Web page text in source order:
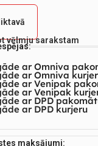
vēlmju sarakstam
ar Omniva
ar Omniva
ar Venipak
ar Venipak
ar DPD
ar DPD kurjeru
maksājumi: